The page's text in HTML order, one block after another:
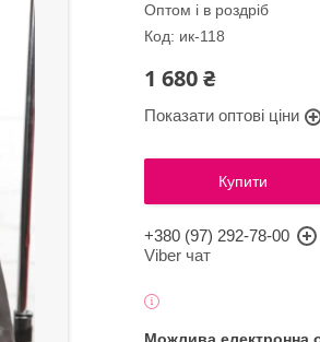
Оптом і в роздріб
Код: ик-118
1 680 ₴
Показати оптові ціни
Купити
+380 (97) 292-78-00
Viber чат